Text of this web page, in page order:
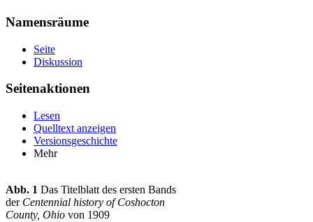
Namensräume
Seite
Diskussion
Seitenaktionen
Lesen
Quelltext anzeigen
Versionsgeschichte
Mehr
Abb. 1 Das Titelblatt des ersten Bands
der Centennial history of Coshocton
County, Ohio von 1909